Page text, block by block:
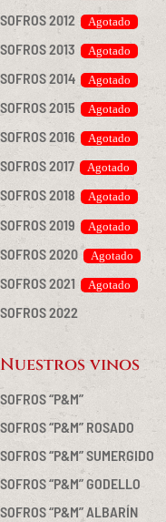
SOFROS 2012
SOFROS 2013
SOFROS 2014
SOFROS 2015
SOFROS 2016
SOFROS 2017
SOFROS 2018
SOFROS 2019
SOFROS 2020
SOFROS 2021
SOFROS 2022
Nuestros vinos
SOFROS “P&M”
SOFROS “P&M” ROSADO
SOFROS “P&M” SUMERGIDO
SOFROS “P&M” GODELLO
SOFROS “P&M” ALBARÍN